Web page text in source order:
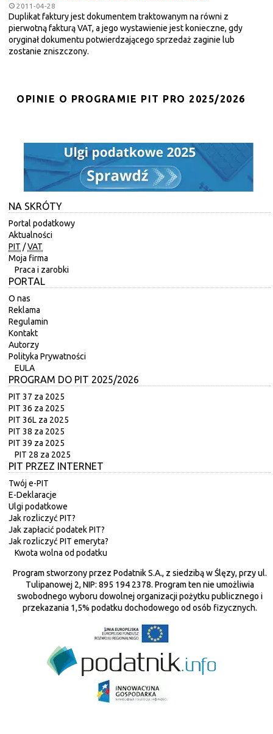
2011-04-28
Duplikat faktury jest dokumentem traktowanym na równi z
pierwotną fakturą VAT, a jego wystawienie jest konieczne, gdy
oryginał dokumentu potwierdzającego sprzedaż zaginie lub
zostanie zniszczony.
OPINIE O PROGRAMIE PIT PRO 2025/2026
NA SKRÓTY
Portal podatkowy
Aktualności
PIT /VAT
Moja firma
Praca i zarobki
PORTAL
O nas
Reklama
Regulamin
Kontakt
Autorzy
Polityka Prywatności
EULA
PROGRAM DO PIT 2025/2026
PIT 37 za 2025
PIT 36 za 2025
PIT 36L za 2025
PIT 38 za 2025
PIT 39 za 2025
PIT 28 za 2025
PIT PRZEZ INTERNET
Twój e-PIT
E-Deklaracje
Ulgi podatkowe
Jak rozliczyć PIT?
Jak zapłacić podatek PIT?
Jak rozliczyć PIT emeryta?
Kwota wolna od podatku
Program stworzony przez Podatnik S.A., z siedzibą w Ślęzy, przy ul.
Tulipanowej 2, NIP: 895 194 2378. Program ten nie umożliwia
swobodnego wyboru dowolnej organizacji pożytku publicznego i
przekazania 1,5% podatku dochodowego od osób fizycznych.